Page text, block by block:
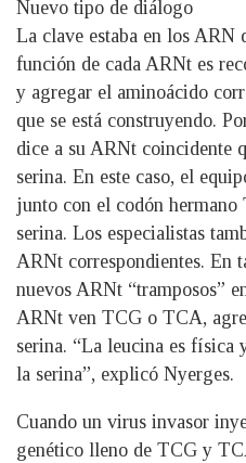
Nuevo tipo de diálogo
La clave estaba en los ARN
función de cada ARNt es
y agregar el aminoácido
que se está construyendo.
dice a su ARNt coincidente
serina. En este caso, el
junto con el codón
serina. Los especialistas
ARNt correspondientes. En
nuevos ARNt “tramposos”
ARNt ven TCG o TCA,
serina. “La leucina es física
la serina”, explicó Nyerges.
Cuando un virus invasor
genético lleno de TCG y